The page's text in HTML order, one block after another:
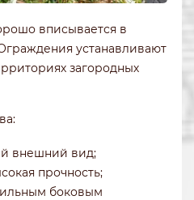
вписывается в
устанавливают
загородных
внешний вид;
прочность;
боковым